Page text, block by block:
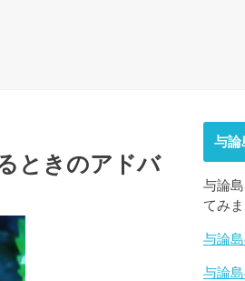
ときのアドバ
与論
与論
てみま
与論
与論